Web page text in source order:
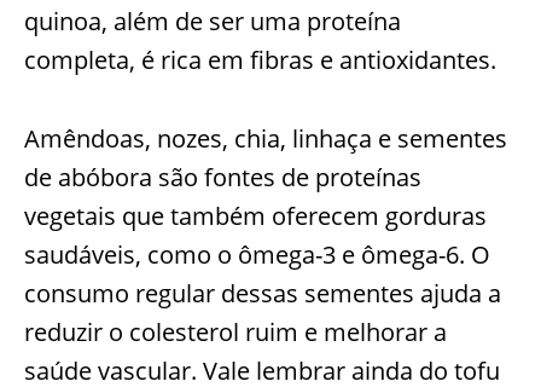
quinoa, além de ser uma proteína
completa, é rica em fibras e antioxidantes.
Amêndoas, nozes, chia, linhaça e sementes
de abóbora são fontes de proteínas
vegetais que também oferecem gorduras
saudáveis, como o ômega-3 e ômega-6. O
consumo regular dessas sementes ajuda a
reduzir o colesterol ruim e melhorar a
saúde vascular. Vale lembrar ainda do tofu